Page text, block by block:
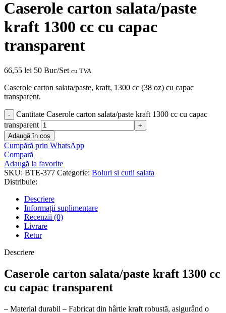
Caserole carton salata/paste
kraft 1300 cc cu capac
transparent
66,55 lei 50 Buc/Set cu TVA
Caserole carton salata/paste, kraft, 1300 cc (38 oz) cu capac
transparent.
Cantitate Caserole carton salata/paste kraft 1300 cc cu capac
transparent
Adaugă în coș
Cumpără prin WhatsApp
Compară
Adaugă la favorite
SKU: BTE-377 Categorie: Boluri si cutii salata
Distribuie:
Descriere
Informații suplimentare
Recenzii (0)
Livrare
Retur
Descriere
Caserole carton salata/paste kraft 1300 cc
cu capac transparent
– Material durabil – Fabricat din hârtie kraft robustă, asigurând o